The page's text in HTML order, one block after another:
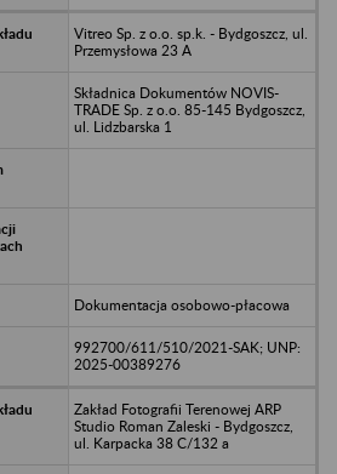
Vitreo Sp. z o.o. sp.k. - Bydgoszcz, ul.
Przemysłowa 23 A
Składnica Dokumentów NOVIS-
TRADE Sp. z o.o. 85-145 Bydgoszcz,
ul. Lidzbarska 1
Dokumentacja osobowo-płacowa
992700/611/510/2021-SAK; UNP:
2025-00389276
Zakład Fotografii Terenowej ARP
Studio Roman Zaleski - Bydgoszcz,
ul. Karpacka 38 C/132 a